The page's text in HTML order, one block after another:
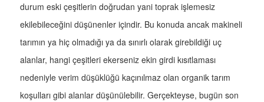
durum eski çeşitlerin doğrudan yani toprak işlemesiz
ekilebileceğini düşünenler içindir. Bu konuda ancak makineli
tarımın ya hiç olmadığı ya da sınırlı olarak girebildiği uç
alanlar, hangi çeşitleri ekerseniz ekin girdi kısıtlaması
nedeniyle verim düşüklüğü kaçınılmaz olan organik tarım
koşulları gibi alanlar düşünülebilir. Gerçekteyse, bugün son